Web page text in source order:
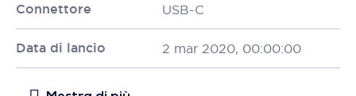
Connettore USB-C
Data di lancio 2 mar 2020, 00:00:00